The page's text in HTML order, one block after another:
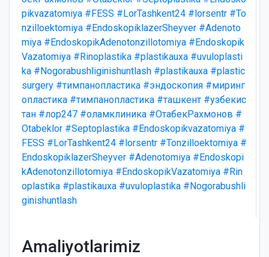
pikvazatomiya #FESS #LorTashkent24 #lorsentr #To
nzilloektomiya #EndoskopiklazerSheyver #Adenoto
miya #EndoskopikAdenotonzillotomiya #Endoskopik
Vazatomiya #Rinoplastika #plastikauxa #uvuloplasti
ka #Nogorabushliginishuntlash #plastikauxa #plastic
surgery #тимпанопластика #эндоскопия #миринг
опластика #тимпанопластика #ташкент #узбекис
тан #лор247 #оламклиника #ОтабекРахмонов #
Otabeklor #Septoplastika #Endoskopikvazatomiya #
FESS #LorTashkent24 #lorsentr #Tonzilloektomiya #
EndoskopiklazerSheyver #Adenotomiya #Endoskopi
kAdenotonzillotomiya #EndoskopikVazatomiya #Rin
oplastika #plastikauxa #uvuloplastika #Nogorabushli
ginishuntlash
Amaliyotlarimiz